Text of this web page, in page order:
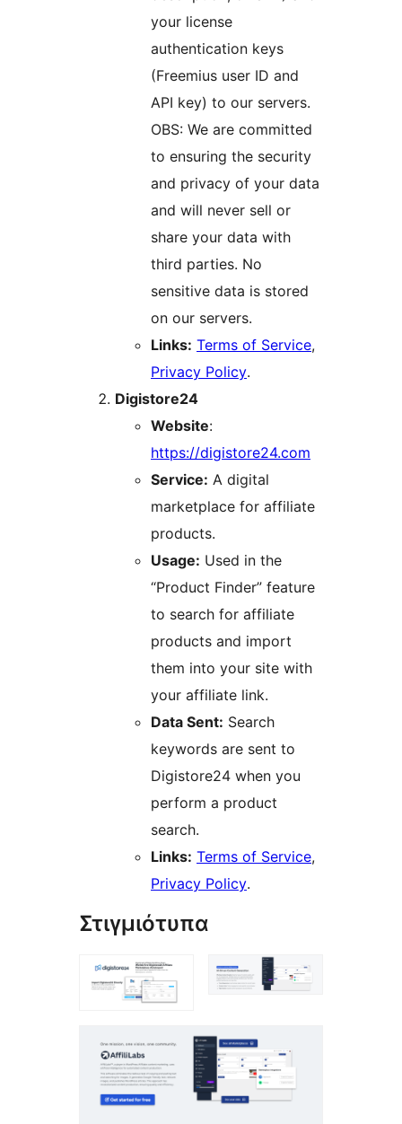
your license
authentication keys
(Freemius user ID and
API key) to our servers.
OBS: We are committed
to ensuring the security
and privacy of your data
and will never sell or
share your data with
third parties. No
sensitive data is stored
on our servers.
Links: Terms of Service,
Privacy Policy.
Digistore24
Website:
https://digistore24.com
Service: A digital
marketplace for affiliate
products.
Usage: Used in the
“Product Finder” feature
to search for affiliate
products and import
them into your site with
your affiliate link.
Data Sent: Search
keywords are sent to
Digistore24 when you
perform a product
search.
Links: Terms of Service,
Privacy Policy.
Στιγμιότυπα